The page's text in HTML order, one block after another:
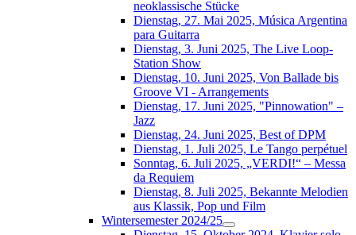
neoklassische Stücke
Dienstag, 27. Mai 2025, Música Argentina
para Guitarra
Dienstag, 3. Juni 2025, The Live Loop-
Station Show
Dienstag, 10. Juni 2025, Von Ballade bis
Groove VI - Arrangements
Dienstag, 17. Juni 2025, "Pinnowation" –
Jazz
Dienstag, 24. Juni 2025, Best of DPM
Dienstag, 1. Juli 2025, Le Tango perpétuel
Sonntag, 6. Juli 2025, „VERDI!“ – Messa
da Requiem
Dienstag, 8. Juli 2025, Bekannte Melodien
aus Klassik, Pop und Film
Wintersemester 2024/25